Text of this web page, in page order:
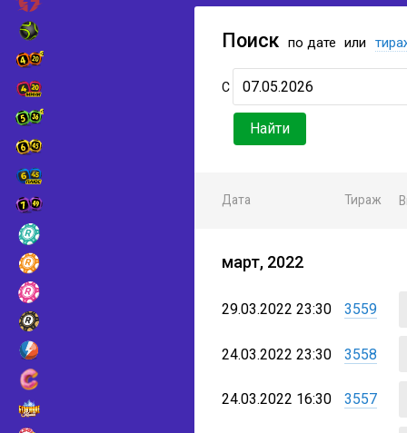
Поиск по дате или
С
Найти
Дата Тираж
март, 2022
29.03.2022 23:30 3559
24.03.2022 23:30 3558
24.03.2022 16:30 3557